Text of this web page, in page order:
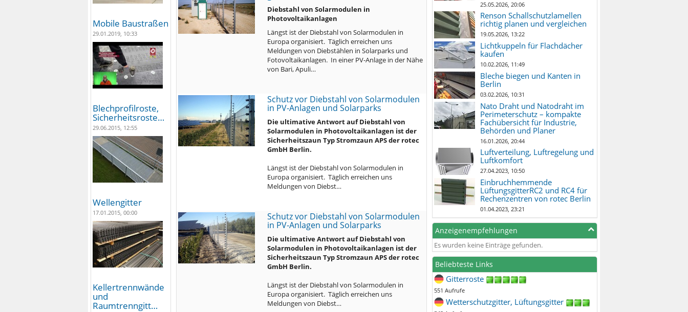
Mobile Baustraßen
29.01.2019, 10:33
Blechprofilroste,
Sicherheitsroste…
29.06.2015, 12:55
Wellengitter
17.01.2015, 00:00
Kellertrennwände
und
Raumtrenngitt…
Diebstahl von Solarmodulen in
Photovoltaikanlagen
Längst ist der Diebstahl von Solarmodulen in
Europa organisiert. Täglich erreichen uns
Meldungen von Diebstählen in Solarparks und
Fotovoltaikanlagen. In einer PV-Anlage in der Nähe
von Bari, Apuli…
Schutz vor Diebstahl von Solarmodulen
in PV-Anlagen und Solarparks
Die ultimative Antwort auf Diebstahl von
Solarmodulen in Photovoltaikanlagen ist der
Sicherheitszaun Typ Stromzaun APS der rotec
GmbH Berlin.
Längst ist der Diebstahl von Solarmodulen in
Europa organisiert. Täglich erreichen uns
Meldungen von Diebst…
Schutz vor Diebstahl von Solarmodulen
in PV-Anlagen und Solarparks
Die ultimative Antwort auf Diebstahl von
Solarmodulen in Photovoltaikanlagen ist der
Sicherheitszaun Typ Stromzaun APS der rotec
GmbH Berlin.
Längst ist der Diebstahl von Solarmodulen in
Europa organisiert. Täglich erreichen uns
Meldungen von Diebst…
25.05.2026, 20:06
Renson Schallschutzlamellen
richtig planen und vergleichen
19.05.2026, 13:22
Lichtkuppeln für Flachdächer
kaufen
10.02.2026, 11:49
Bleche biegen und Kanten in
Berlin
03.02.2026, 10:31
Nato Draht und Natodraht im
Perimeterschutz – kompakte
Fachübersicht für Industrie,
Behörden und Planer
16.01.2026, 20:44
Luftverteilung, Luftregelung und
Luftkomfort
27.04.2023, 10:50
Einbruchhemmende
LüftungsgitterRC2 und RC4 für
Rechenzentren von rotec Berlin
01.04.2023, 23:21
Anzeigenempfehlungen
Es wurden keine Einträge gefunden.
Beliebteste Links
Gitterroste
551 Aufrufe
Wetterschutzgitter, Lüftungsgitter